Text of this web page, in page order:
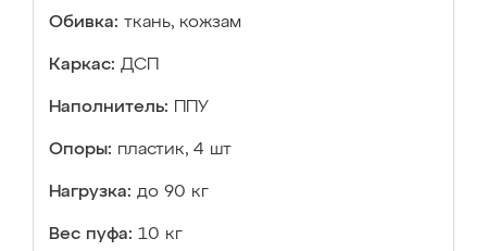
Обивка: ткань, кожзам
Каркас: ДСП
Наполнитель: ППУ
Опоры: пластик, 4 шт
Нагрузка: до 90 кг
Вес пуфа: 10 кг